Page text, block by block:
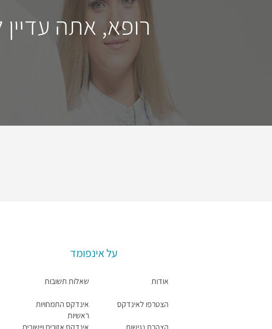
רופא, אתה
על אינפומד
אודות
הצטרפו לאינדקס
שאלות תשובות
אינדקס התמחויות
ראשיות